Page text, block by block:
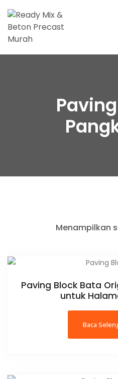
Menampilkan
Paving Block Bata
untuk
Baca